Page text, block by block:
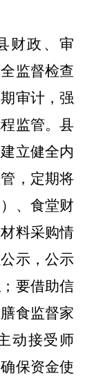
财政、审
监督检查
审计，强
监管。 县
立健全内
， 定期将
、 食堂财
料采购情
示，公示
；要借助信
食监督家
动接受师
保资金使